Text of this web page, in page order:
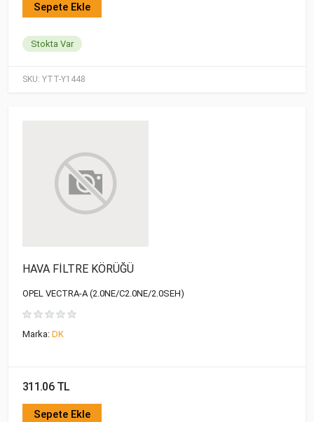
SKU: YTT-Y1448
Sepete Ekle
Stokta Var
HAVA FİLTRE KÖRÜĞÜ
OPEL VECTRA-A (2.0NE/C2.0NE/2.0SEH)
Marka: DK
311.06 TL
Sepete Ekle